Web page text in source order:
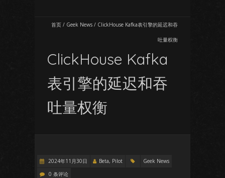
首页 / Geek News / ClickHouse Kafka表引擎的延迟和吞
吐量权衡
ClickHouse Kafka
表引擎的延迟和吞
吐量权衡
2024年11月30日 Beta, Pilot
Geek News
0 条评论